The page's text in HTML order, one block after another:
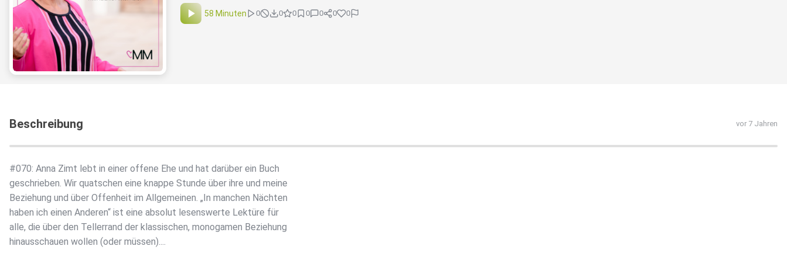
58 Minuten 0 0 0 0 0 0 0
Beschreibung vor 7 Jahren
#070: Anna Zimt lebt in einer offene Ehe und hat darüber ein Buch
geschrieben. Wir quatschen eine knappe Stunde über ihre und meine
Beziehung und über Offenheit im Allgemeinen. „In manchen Nächten
haben ich einen Anderen“ ist eine absolut lesenswerte Lektüre für
alle, die über den Tellerrand der klassischen, monogamen Beziehung
hinausschauen wollen (oder müssen)....